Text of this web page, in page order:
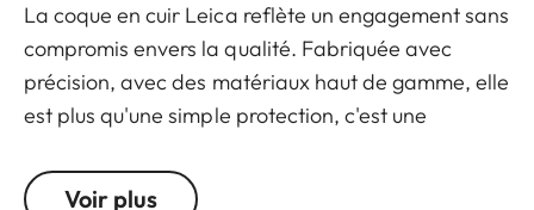
La coque en cuir Leica reflète un engagement sans
compromis envers la qualité. Fabriquée avec
précision, avec des matériaux haut de gamme, elle
est plus qu'une simple protection, c'est une
17, elle améliore votre expérience quotidienne et
Voir plus